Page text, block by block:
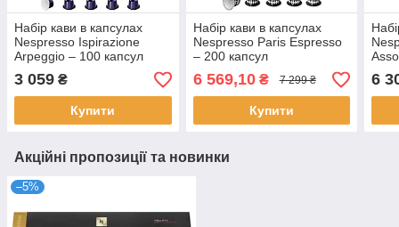
Набір кави в капсулах
Nespresso Ispirazione
Arpeggio – 100 капсул
3 059 ₴
Купити
Набір кави в капсулах
Nespresso Paris Espresso
– 200 капсул
6 569,10₴ 7 299 ₴
Купити
6
Акційні пропозиції та новинки
–5%